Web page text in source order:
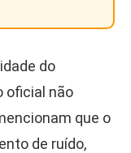
do
oficial não
que o
de ruído,